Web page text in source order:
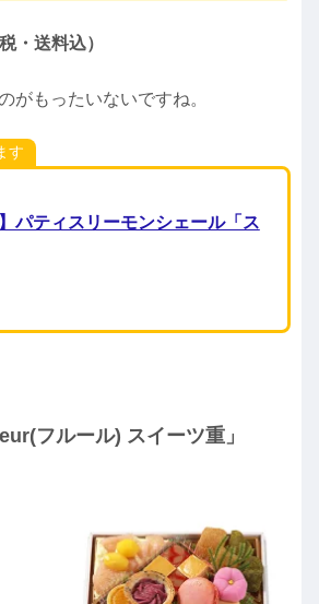
・送料込）
がもったいないですね。
す
パティスリーモンシェール「ス
フルール) スイーツ重」